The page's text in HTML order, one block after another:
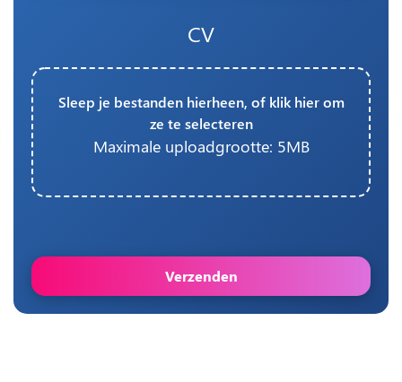
CV
Sleep je bestanden hierheen, of klik hier om
ze te selecteren
Maximale uploadgrootte: 5MB
Verzenden